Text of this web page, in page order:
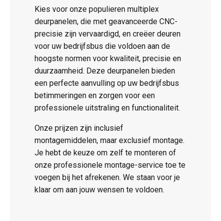
Kies voor onze populieren multiplex
deurpanelen, die met geavanceerde CNC-
precisie zijn vervaardigd, en creëer deuren
voor uw bedrijfsbus die voldoen aan de
hoogste normen voor kwaliteit, precisie en
duurzaamheid. Deze deurpanelen bieden
een perfecte aanvulling op uw bedrijfsbus
betimmeringen en zorgen voor een
professionele uitstraling en functionaliteit.
Onze prijzen zijn inclusief
montagemiddelen, maar exclusief montage.
Je hebt de keuze om zelf te monteren of
onze professionele montage-service toe te
voegen bij het afrekenen. We staan voor je
klaar om aan jouw wensen te voldoen.